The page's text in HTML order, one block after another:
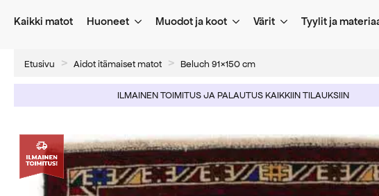
Kaikki matot Huoneet Muodot ja koot Värit Tyylit ja
Etusivu Aidot itämaiset matot Beluch 91×150 cm
ILMAINEN TOIMITUS JA PALAUTUS KAIKKIIN TILAUKSIIN
-64%